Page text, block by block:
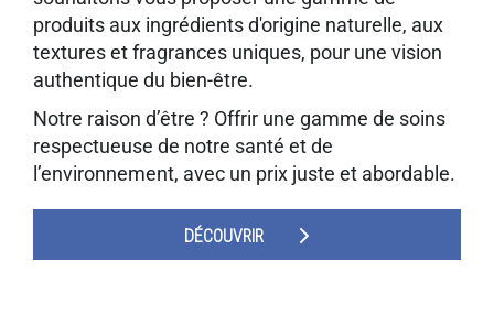
produits aux ingrédients d'origine naturelle, aux
textures et fragrances uniques, pour une vision
authentique du bien-être.
Notre raison d’être ? Offrir une gamme de soins
respectueuse de notre santé et de
l’environnement, avec un prix juste et abordable.
DÉCOUVRIR